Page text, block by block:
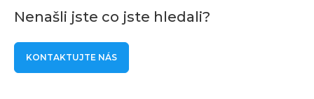
Nenašli jste co jste hledali?
KONTAKTUJTE NÁS